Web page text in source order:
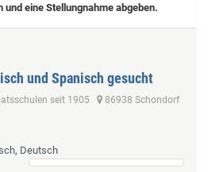
eine Stellungnahme abgeben.
und Spanisch gesucht
seit 1905
86938 Schondorf
Deutsch